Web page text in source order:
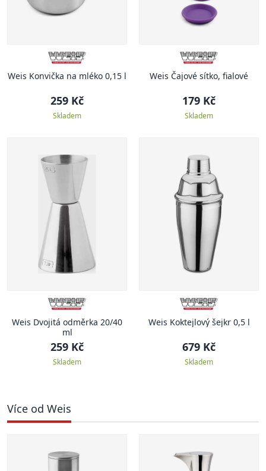
Weis Konvička na mléko 0,15 l
259 Kč
Skladem
Weis Čajové sítko, fialové
179 Kč
Skladem
Weis Dvojitá odměrka 20/40
ml
259 Kč
Skladem
Weis Koktejlový šejkr 0,5 l
679 Kč
Skladem
Více od Weis